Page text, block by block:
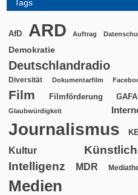
Tags
AfD ARD Auftrag
Demokratie
Deutschlandradio
Diversität Dokumentarfilm
Film Filmförderung
Glaubwürdigkeit
Journalismus
Kultur
Intelligenz
MDR
Medien